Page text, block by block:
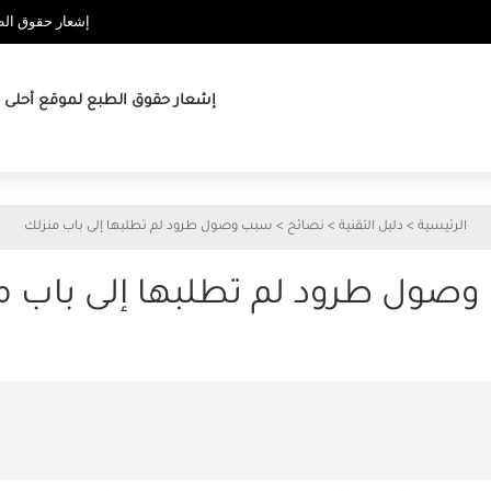
إشعار حقوق
إشعار حقوق الطبع لموقع أحلى
الرئيسية > دليل التقنية > نصائح > سبب وصول طرود لم تطلبها إلى باب منزلك
طرود لم تطلبها إلى باب